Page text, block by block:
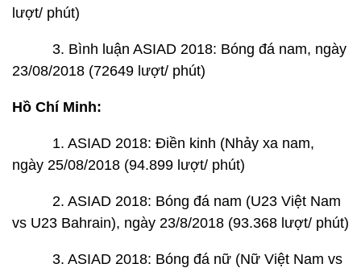
lượt/ phút)
3. Bình luận ASIAD 2018: Bóng đá nam, ngày
23/08/2018 (72649 lượt/ phút)
Hồ Chí Minh:
1. ASIAD 2018: Điền kinh (Nhảy xa nam,
ngày 25/08/2018 (94.899 lượt/ phút)
2. ASIAD 2018: Bóng đá nam (U23 Việt Nam
vs U23 Bahrain), ngày 23/8/2018 (93.368 lượt/ phút)
3. ASIAD 2018: Bóng đá nữ (Nữ Việt Nam vs